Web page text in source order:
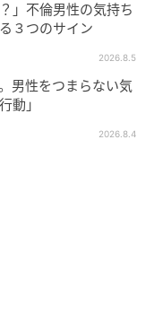
」不倫男性の気持ち
３つのサイン
2026.8.5
男性をつまらない気
動」
2026.8.4